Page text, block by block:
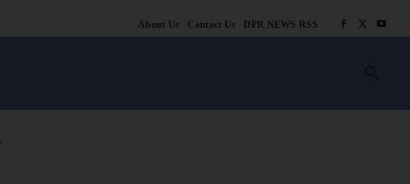
About Us Contact Us DPR NEWS RSS